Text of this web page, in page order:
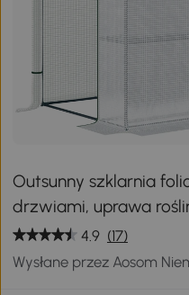
Outsunny szklarnia
drzwiami, uprawa
4.9 (17)
Wysłane przez Aosom